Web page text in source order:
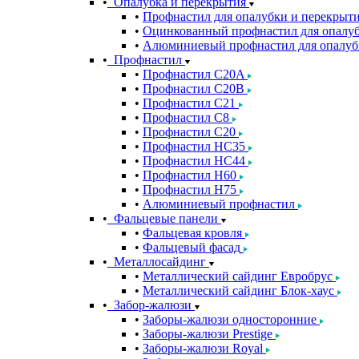
Профнастил для опалубки и
Оцинкованный профнастил для
Алюминиевый профнастил для
Профнастил
Профнастил С20A
Профнастил С20B
Профнастил С21
Профнастил С8
Профнастил С20
Профнастил НС35
Профнастил НС44
Профнастил Н60
Профнастил Н75
Алюминиевый профнастил
Фальцевые панели
Фальцевая кровля
Фальцевый фасад
Металлосайдинг
Металлический сайдинг Евробрус
Металлический сайдинг Блок-хаус
Забор-жалюзи
Заборы-жалюзи односторонние
Заборы-жалюзи Prestige
Заборы-жалюзи Royal